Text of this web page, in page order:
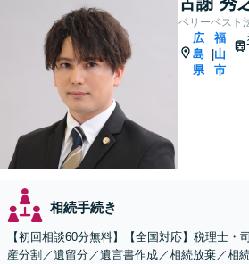
ベリーベスト
広
島
県
福
山
市
相続手続き
【初回相談60分無料】【全国対応】税理士・
産分割／遺留分／遺言書作成／相続放棄／相